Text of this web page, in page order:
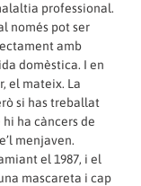
professional.
només pot ser
amb
domèstica. I en
el mateix. La
si has treballat
ha càncers de
menjaven.
el 1987, i el
mascareta i cap